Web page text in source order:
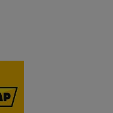
modyfikujemy nasze
ingerując przy tym w
czas realizacji na rynku.
przechodzi wnikliwą
Maszyn